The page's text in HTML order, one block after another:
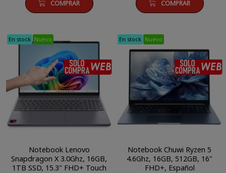
COMPRAR COMPRAR
En stock
SÓLO COMPRA WEB
Nuevo
Notebook Lenovo
Snapdragon X 3.0Ghz, 16GB,
1TB SSD, 15.3" FHD+ Touch
En stock Nuevo
Notebook Chuwi Ryzen 5
4.6Ghz, 16GB, 512GB, 16"
FHD+, Español